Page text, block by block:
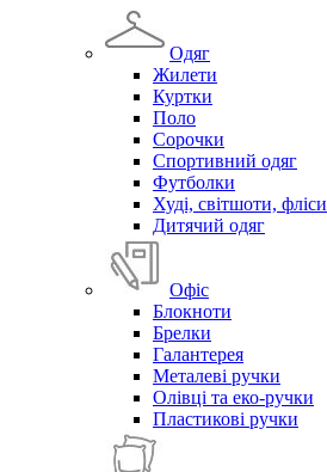
Одяг
Жилети
Куртки
Поло
Сорочки
Спортивний одяг
Футболки
Худі, світшоти, фліси
Дитячий одяг
Офіс
Блокноти
Брелки
Галантерея
Металеві ручки
Олівці та еко-ручки
Пластикові ручки